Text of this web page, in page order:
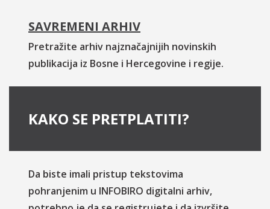
SAVREMENI ARHIV
Pretražite arhiv najznačajnijih novinskih
publikacija iz Bosne i Hercegovine i regije.
KAKO SE PRETPLATITI?
Da biste imali pristup tekstovima
pohranjenim u INFOBIRO digitalni arhiv,